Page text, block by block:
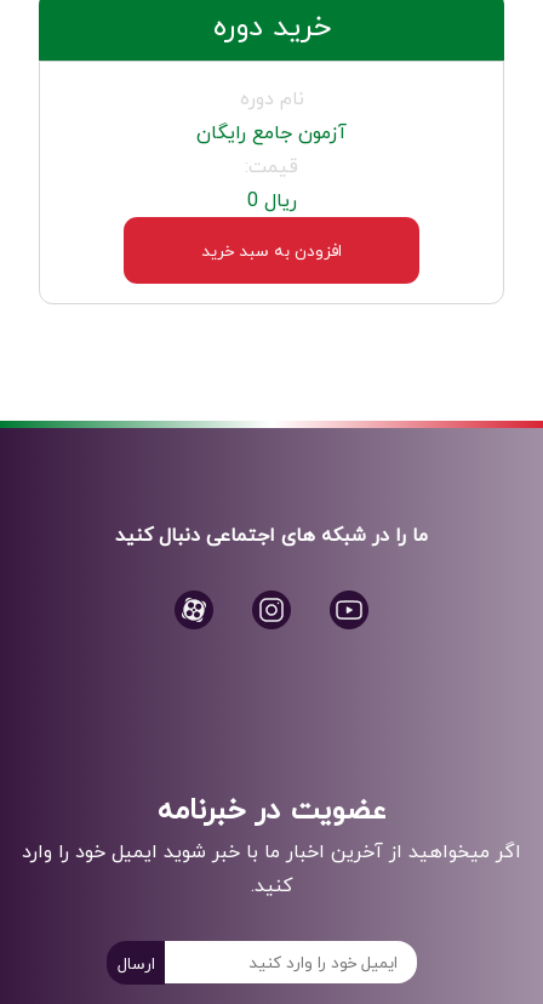
خرید دوره
نام دوره
آزمون جامع رایگان
قیمت:
ریال 0
افزودن به سبد خرید
ما را در شبکه های اجتماعی دنبال کنید
عضویت در خبرنامه
اگر میخواهید از آخرین اخبار ما با خبر شوید ایمیل خود را وارد
کنید.
ارسال